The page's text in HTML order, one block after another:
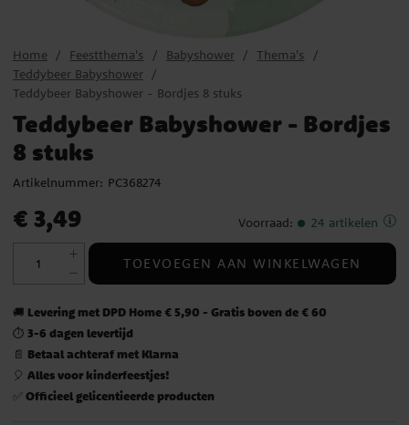
Home Feestthema's Babyshower
Thema's
Teddybeer Babyshower
Teddybeer Babyshower - Bordjes 8 stuks
Teddybeer Babyshower - Bordjes
8 stuks
Artikelnummer: PC368274
Prijs: € 3,49
€ 3,49 Voorraad: 24 artikelen
TOEVOEGEN AAN WINKELWAGEN
🚚 Levering met DPD Home € 5,90 - Gratis boven de € 60
⏱️ 3-6 dagen levertijd
📄 Betaal achteraf met Klarna
🎈 Alles voor kinderfeestjes!
✅ Officieel gelicentieerde producten